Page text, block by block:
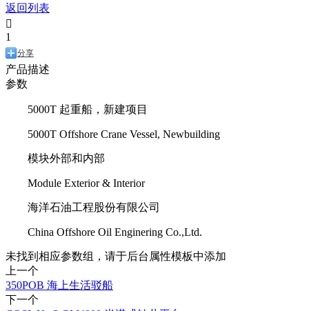
返回列表

1
分享
产品描述
参数
5000T 起重船，新建项目
5000T Offshore Crane Vessel, Newbuilding
模块外部和内部
Module Exterior & Interior
海洋石油工程股份有限公司
China Offshore Oil Enginering Co.,Ltd.
未找到相应参数组，请于后台属性模板中添加
上一个
350POB 海上生活驳船
下一个